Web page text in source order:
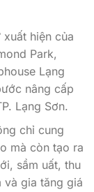
xuất hiện của
Park,
Lạng
nâng cấp
Lạng Sơn.
chỉ cung
mà còn tạo ra
sầm uất, thu
và gia tăng giá